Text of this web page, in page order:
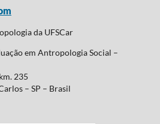
da UFSCar
em Antropologia Social –
235
– SP – Brasil